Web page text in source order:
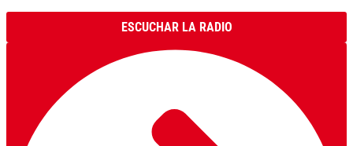
ESCUCHAR LA RADIO